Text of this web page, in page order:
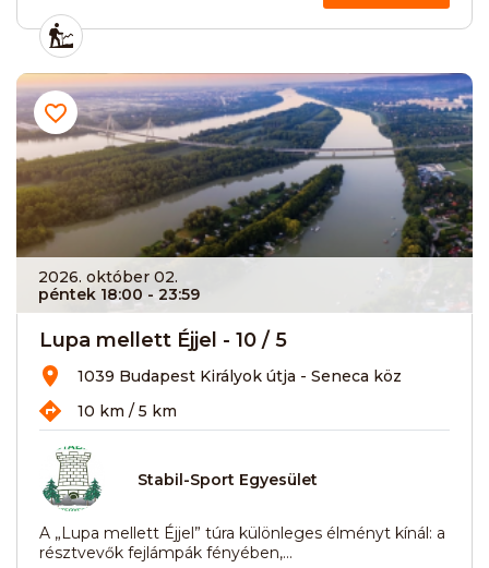
2026. október 02.
péntek 18:00 - 23:59
Lupa mellett Éjjel - 10 / 5
1039 Budapest Királyok útja - Seneca köz
10 km / 5 km
Stabil-Sport Egyesület
A „Lupa mellett Éjjel” túra különleges élményt kínál: a
résztvevők fejlámpák fényében,...